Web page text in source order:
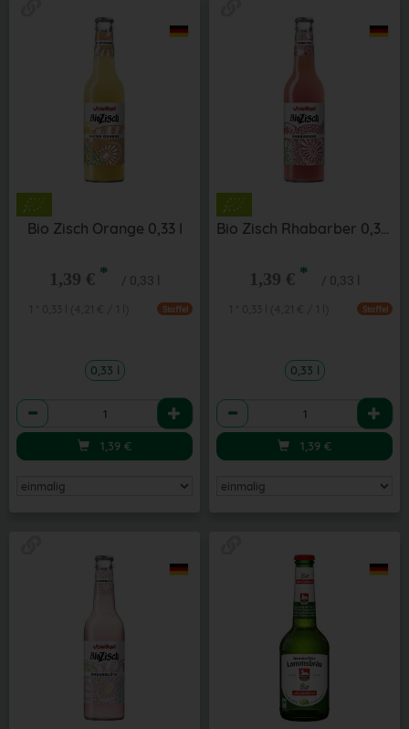
Bio Zisch Orange 0,33 l
1,39 € * / 0,33 l
Staffel
0,33 l
Anzahl
1,39 €
Bio Zisch Rhabarber 0,33 l
1,39 € * / 0,33 l
Staffel
0,33 l
Anzahl
1,39 €